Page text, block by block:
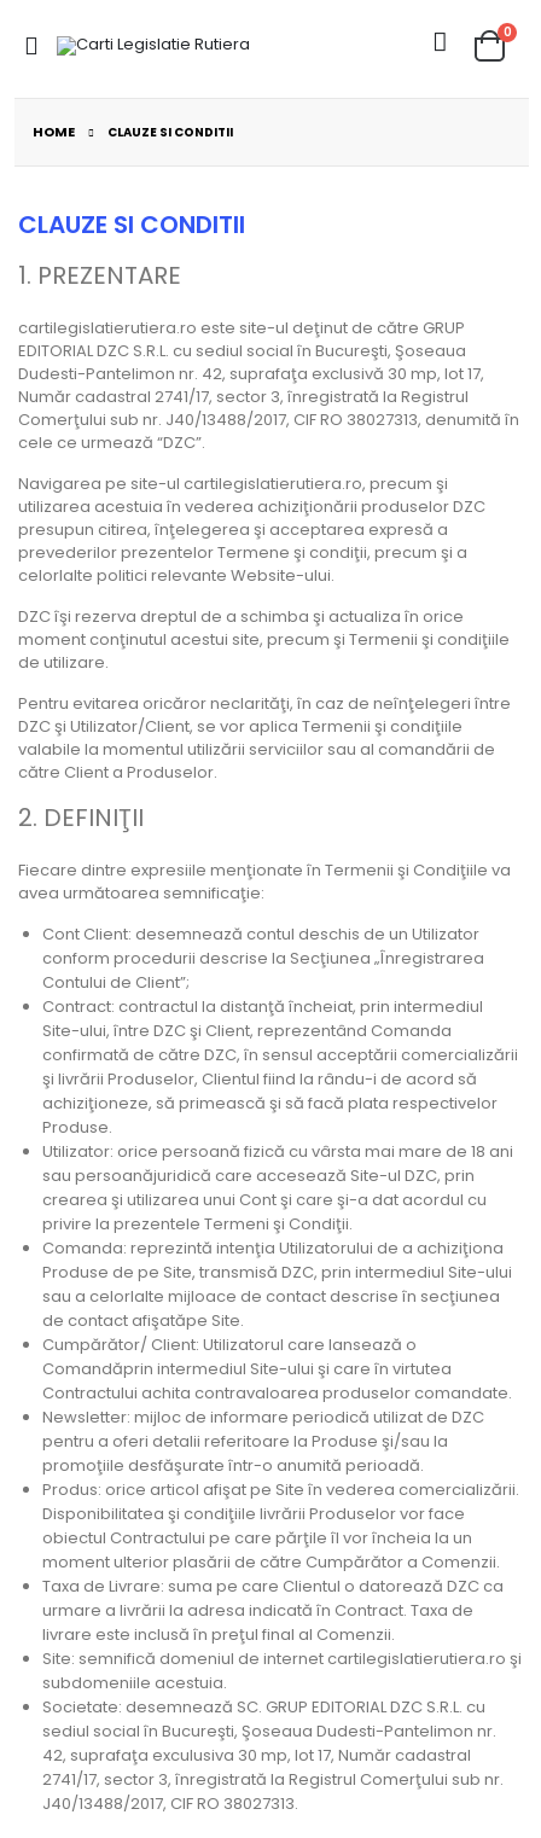
0
HOME CLAUZE SI CONDITII
CLAUZE SI CONDITII
1. PREZENTARE
cartilegislatierutiera.ro este site-ul deţinut de către GRUP
EDITORIAL DZC S.R.L. cu sediul social în Bucureşti, Şoseaua
Dudesti-Pantelimon nr. 42, suprafaţa exclusivă 30 mp, lot 17,
Număr cadastral 2741/17, sector 3, înregistrată la Registrul
Comerţului sub nr. J40/13488/2017, CIF RO 38027313, denumită în
cele ce urmează “DZC”.
Navigarea pe site-ul cartilegislatierutiera.ro, precum şi
utilizarea acestuia în vederea achiziţionării produselor DZC
presupun citirea, înţelegerea şi acceptarea expresă a
prevederilor prezentelor Termene şi condiţii, precum şi a
celorlalte politici relevante Website-ului.
DZC îşi rezerva dreptul de a schimba şi actualiza în orice
moment conţinutul acestui site, precum şi Termenii şi condiţiile
de utilizare.
Pentru evitarea oricăror neclarităţi, în caz de neînţelegeri între
DZC şi Utilizator/Client, se vor aplica Termenii şi condiţiile
valabile la momentul utilizării serviciilor sau al comandării de
către Client a Produselor.
2. DEFINIŢII
Fiecare dintre expresiile menţionate în Termenii şi Condiţiile va
avea următoarea semnificaţie:
Cont Client: desemnează contul deschis de un Utilizator
conform procedurii descrise la Secţiunea „Înregistrarea
Contului de Client”;
Contract: contractul la distanţă încheiat, prin intermediul
Site-ului, între DZC şi Client, reprezentând Comanda
confirmată de către DZC, în sensul acceptării comercializării
şi livrării Produselor, Clientul fiind la rându-i de acord să
achiziţioneze, să primească şi să facă plata respectivelor
Produse.
Utilizator: orice persoană fizică cu vârsta mai mare de 18 ani
sau persoanăjuridică care accesează Site-ul DZC, prin
crearea şi utilizarea unui Cont şi care şi-a dat acordul cu
privire la prezentele Termeni şi Condiţii.
Comanda: reprezintă intenţia Utilizatorului de a achiziţiona
Produse de pe Site, transmisă DZC, prin intermediul Site-ului
sau a celorlalte mijloace de contact descrise în secţiunea
de contact afişatăpe Site.
Cumpărător/ Client: Utilizatorul care lansează o
Comandăprin intermediul Site-ului şi care în virtutea
Contractului achita contravaloarea produselor comandate.
Newsletter: mijloc de informare periodică utilizat de DZC
pentru a oferi detalii referitoare la Produse şi/sau la
promoţiile desfăşurate într-o anumită perioadă.
Produs: orice articol afişat pe Site în vederea comercializării.
Disponibilitatea şi condiţiile livrării Produselor vor face
obiectul Contractului pe care părţile îl vor încheia la un
moment ulterior plasării de către Cumpărător a Comenzii.
Taxa de Livrare: suma pe care Clientul o datorează DZC ca
urmare a livrării la adresa indicată în Contract. Taxa de
livrare este inclusă în preţul final al Comenzii.
Site: semnifică domeniul de internet cartilegislatierutiera.ro şi
subdomeniile acestuia.
Societate: desemnează SC. GRUP EDITORIAL DZC S.R.L. cu
sediul social în Bucureşti, Şoseaua Dudesti-Pantelimon nr.
42, suprafaţa exculusiva 30 mp, lot 17, Număr cadastral
2741/17, sector 3, înregistrată la Registrul Comerţului sub nr.
J40/13488/2017, CIF RO 38027313.